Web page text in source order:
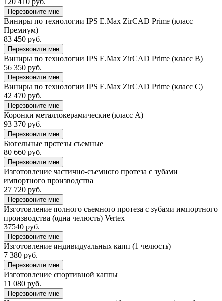
120 410 руб.
Перезвоните мне
Виниры по технологии IPS E.Max ZirCAD Prime (класс
Премиум)
83 450 руб.
Перезвоните мне
Виниры по технологии IPS E.Max ZirCAD Prime (класс B)
56 350 руб.
Перезвоните мне
Виниры по технологии IPS E.Max ZirCAD Prime (класс C)
42 470 руб.
Перезвоните мне
Коронки металлокерамические (класс А)
93 370 руб.
Перезвоните мне
Бюгельные протезы съемные
80 660 руб.
Перезвоните мне
Изготовление частично-съемного протеза с зубами
импортного производства
27 720 руб.
Перезвоните мне
Изготовление полного съемного протеза с зубами импортного
производства (одна челюсть) Vertex
37540 руб.
Перезвоните мне
Изготовление индивидуальных капп (1 челюсть)
7 380 руб.
Перезвоните мне
Изготовление спортивной каппы
11 080 руб.
Перезвоните мне